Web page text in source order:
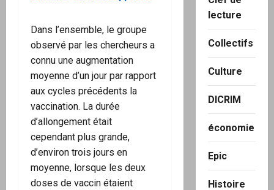
Dans l’ensemble, le groupe
observé par les chercheurs a
connu une augmentation
moyenne d’un jour par rapport
aux cycles précédents la
vaccination. La durée
d’allongement était
cependant plus grande,
d’environ trois jours en
moyenne, lorsque les deux
doses de vaccin étaient
lecture
Collectifs
Culture
DICRIM
économie
Epic
Histoire